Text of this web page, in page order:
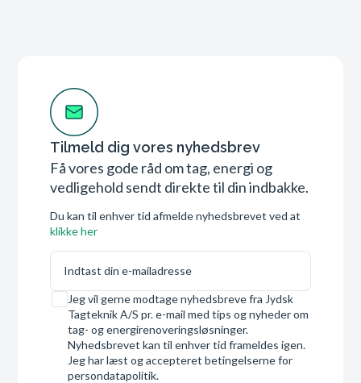
Tilmeld dig vores nyhedsbrev
Få vores gode råd om tag, energi og
vedligehold sendt direkte til din indbakke.
Du kan til enhver tid afmelde nyhedsbrevet ved at
klikke her
E-mail
Samtykke
Jeg vil gerne modtage nyhedsbreve fra Jydsk
Tagteknik A/S pr. e-mail med tips og nyheder om
tag- og energirenoveringsløsninger.
Nyhedsbrevet kan til enhver tid frameldes igen.
Jeg har læst og accepteret betingelserne for
persondatapolitik.